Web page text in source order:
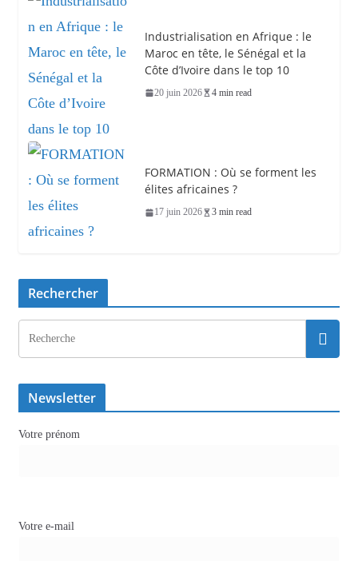
Industrialisation en Afrique : le
Maroc en tête, le Sénégal et la
Côte d’Ivoire dans le top 10
20 juin 2026 4 min read
FORMATION : Où se forment les
élites africaines ?
17 juin 2026 3 min read
Rechercher
Newsletter
Votre prénom
Votre e-mail